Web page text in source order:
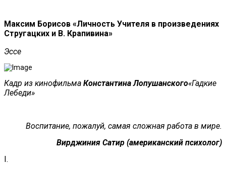
Максим Борисов «Личность Учителя в произведениях
Стругацких и В. Крапивина»
Эссе
Кадр из кинофильма Константина Лопушанского«Гадкие
Лебеди»
Воспитание, пожалуй, самая сложная работа в мире.
Вирджиния Сатир (американский психолог)
I.